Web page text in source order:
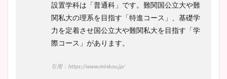
設置学科は「普通科」です。難関国公立大や難
関私大の理系を目指す「特進コース」、基礎学
力を定着させ国公立大や難関私大を目指す「学
際コース」があります。
引用：https://www.minkou.jp/